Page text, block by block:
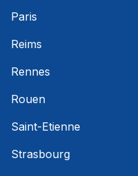
Paris
Reims
Rennes
Rouen
Saint-Etienne
Strasbourg